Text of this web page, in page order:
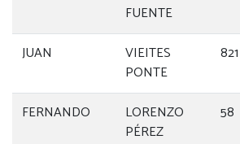
FUENTE
JUAN
VIEITES
PONTE
821
FERNANDO
LORENZO
PÉREZ
58